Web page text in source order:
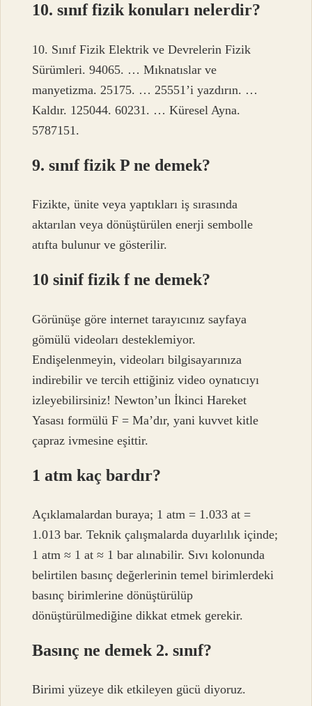
10. sınıf fizik konuları nelerdir?
10. Sınıf Fizik Elektrik ve Devrelerin Fizik
Sürümleri. 94065. … Mıknatıslar ve
manyetizma. 25175. … 25551’i yazdırın. …
Kaldır. 125044. 60231. … Küresel Ayna.
5787151.
9. sınıf fizik P ne demek?
Fizikte, ünite veya yaptıkları iş sırasında
aktarılan veya dönüştürülen enerji sembolle
atıfta bulunur ve gösterilir.
10 sinif fizik f ne demek?
Görünüşe göre internet tarayıcınız sayfaya
gömülü videoları desteklemiyor.
Endişelenmeyin, videoları bilgisayarınıza
indirebilir ve tercih ettiğiniz video oynatıcıyı
izleyebilirsiniz! Newton’un İkinci Hareket
Yasası formülü F = Ma’dır, yani kuvvet kitle
çapraz ivmesine eşittir.
1 atm kaç bardır?
Açıklamalardan buraya; 1 atm = 1.033 at =
1.013 bar. Teknik çalışmalarda duyarlılık içinde;
1 atm ≈ 1 at ≈ 1 bar alınabilir. Sıvı kolonunda
belirtilen basınç değerlerinin temel birimlerdeki
basınç birimlerine dönüştürülüp
dönüştürülmediğine dikkat etmek gerekir.
Basınç ne demek 2. sınıf?
Birimi yüzeye dik etkileyen gücü diyoruz.